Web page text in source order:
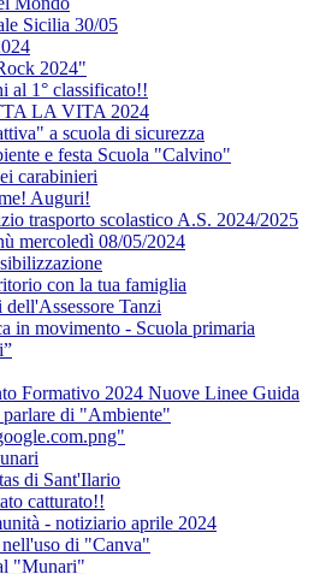
Sicilia 30/05
2024"
al 1° classificato!!
LA VITA 2024
a scuola di sicurezza
e festa Scuola "Calvino"
carabinieri
Auguri!
trasporto scolastico A.S. 2024/2025
mercoledì 08/05/2024
con la tua famiglia
Tanzi
in movimento - Scuola primaria
Formativo 2024 Nuove Linee Guida
di "Ambiente"
di Sant'Ilario
catturato!!
- notiziario aprile 2024
di "Canva"
"Munari"